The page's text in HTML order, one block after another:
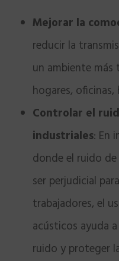
Mejorar la
reducir la
un ambiente
hogares,
Controlar el
industriales: En
donde el ruido
ser perjudicial
trabajadores, el
acústicos ayuda
ruido y proteger